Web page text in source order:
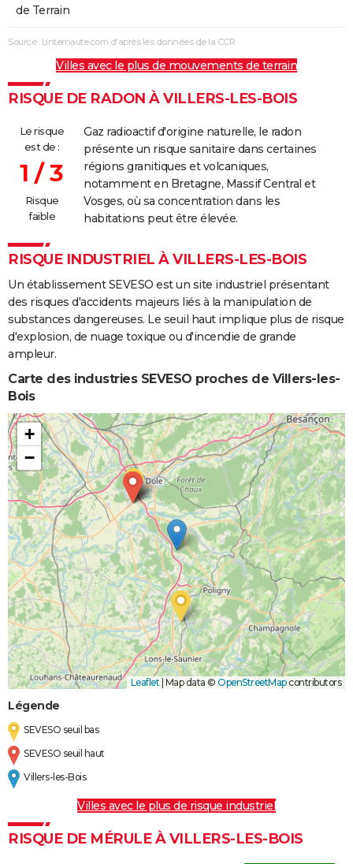
de Terrain
Source : Linternaute.com d'après les données de la CCR
Villes avec le plus de mouvements de terrain
RISQUE DE RADON À VILLERS-LES-BOIS
Le risque
est de :
1 / 3
Risque
faible
Gaz radioactif d'origine naturelle, le radon
présente un risque sanitaire dans certaines
régions granitiques et volcaniques,
notamment en Bretagne, Massif Central et
Vosges, où sa concentration dans les
habitations peut être élevée.
RISQUE INDUSTRIEL À VILLERS-LES-BOIS
Un établissement SEVESO est un site industriel présentant
des risques d'accidents majeurs liés à la manipulation de
substances dangereuses. Le seuil haut implique plus de risque
d'explosion, de nuage toxique ou d'incendie de grande
ampleur.
Carte des industries SEVESO proches de Villers-les-
Bois
+
−
Leaflet Map data © OpenStreetMapcontributors
Légende
SEVESO seuil bas
SEVESO seuil haut
Villers-les-Bois
Villes avec le plus de risque industriel
RISQUE DE MÉRULE À VILLERS-LES-BOIS